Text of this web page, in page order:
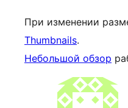
При изменении
Thumbnails.
Небольшой обзор